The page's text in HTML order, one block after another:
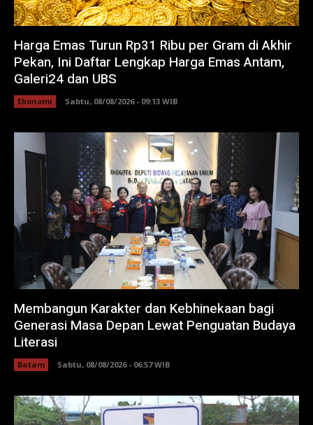
Harga Emas Turun Rp31 Ribu per Gram di Akhir
Pekan, Ini Daftar Lengkap Harga Emas Antam,
Galeri24 dan UBS
Ekonomi Sabtu, 08/08/2026 - 09:13 WIB
Membangun Karakter dan Kebhinekaan bagi
Generasi Masa Depan Lewat Penguatan Budaya
Literasi
Batam Sabtu, 08/08/2026 - 06:57 WIB